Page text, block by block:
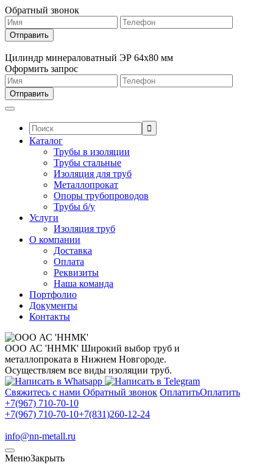
Обратный звонок
Цилиндр минераловатный ЭР 64х80 мм
Оформить запрос
Поиск:
Каталог
Трубы в изоляции
Трубы стальные
Изоляция для труб
Металлопрокат
Опоры трубопроводов
Трубы б/у
Услуги
Изоляция труб
О компании
Доставка
Оплата
Реквизиты
Наша команда
Портфолио
Документы
Контакты
ООО АС 'ННМК' Широкий выбор труб и
металлопроката в Нижнем Новгороде.
Осуществляем все виды изоляции труб.
Свяжитесь с нами Обратный звонок ОплатитьОплатить
+7(967) 710-70-10
+7(967) 710-70-10+7(831)260-12-24
info@nn-metall.ru
МенюЗакрыть